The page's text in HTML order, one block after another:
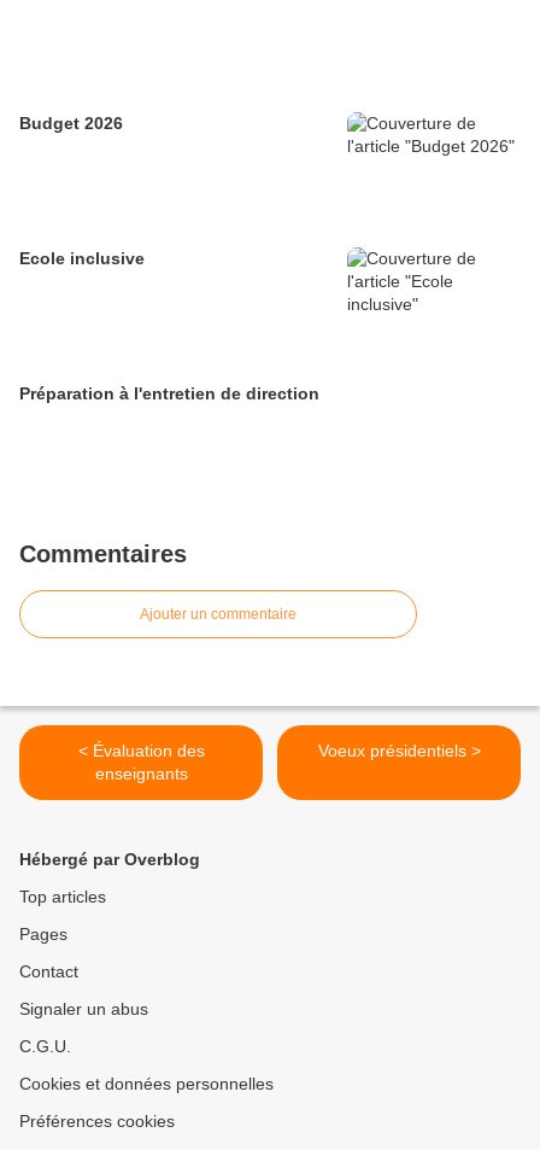
Budget 2026
Ecole inclusive
Préparation à l'entretien de direction
Commentaires
Ajouter un commentaire
< Évaluation des
enseignants
Voeux présidentiels >
Hébergé par Overblog
Top articles
Pages
Contact
Signaler un abus
C.G.U.
Cookies et données personnelles
Préférences cookies